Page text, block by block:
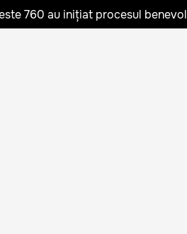
760 au inițiat procesul benevol